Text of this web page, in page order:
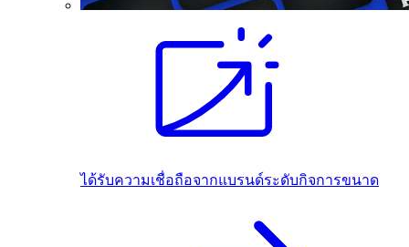
ได้รับความเชื่อถือจากแบรนด์ระดับกิจการขนาด